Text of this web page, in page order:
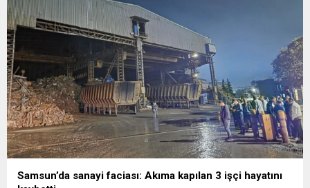
geriye dönük ceza kesmesine dayanak olan genel yazısının
yürütmesini durdurdu. Ev...
Samsun’da sanayi faciası: Akıma kapılan 3 işçi hayatını